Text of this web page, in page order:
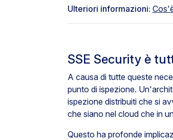
Ulteriori informazioni:
SSE Security è
A causa di tutte queste
punto di ispezione.
ispezione distribuiti che si
che siano nel cloud che in
Questo ha profonde